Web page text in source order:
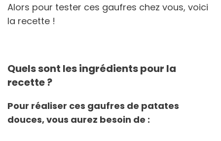
Alors pour tester ces gaufres chez vous, voici
la recette !
Quels sont les ingrédients pour la
recette ?
Pour réaliser ces gaufres de patates
douces, vous aurez besoin de :